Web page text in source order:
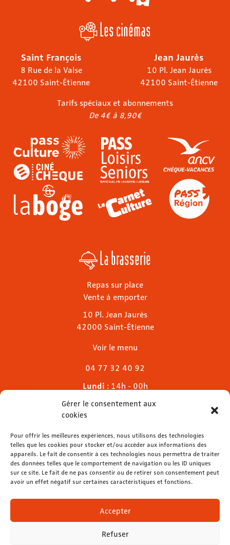
Gérer le consentement aux
cookies
Pour offrir les meilleures expériences, nous utilisons des technologies
telles que les cookies pour stocker et/ou accéder aux informations des
appareils. Le fait de consentir à ces technologies nous permettra de traiter
des données telles que le comportement de navigation ou les ID uniques
sur ce site. Le fait de ne pas consentir ou de retirer son consentement peut
avoir un effet négatif sur certaines caractéristiques et fonctions.
Accepter
Refuser
Les cinémas
Saint François
8 Rue de la Valse
42100 Saint-Étienne
Jean Jaurès
10 Pl. Jean Jaurès
42100 Saint-Étienne
Tarifs spéciaux et abonnements
De 4€ à 8,90€
La brasserie
Repas sur place
Vente à emporter
10 Pl. Jean Jaurès
42000 Saint-Étienne
Voir le menu
04 77 32 40 92
Lundi : 14h - 00h
Mardi & mercredi
Jeudi
Dimanche: 11h - 00h
04 77 32 32 01